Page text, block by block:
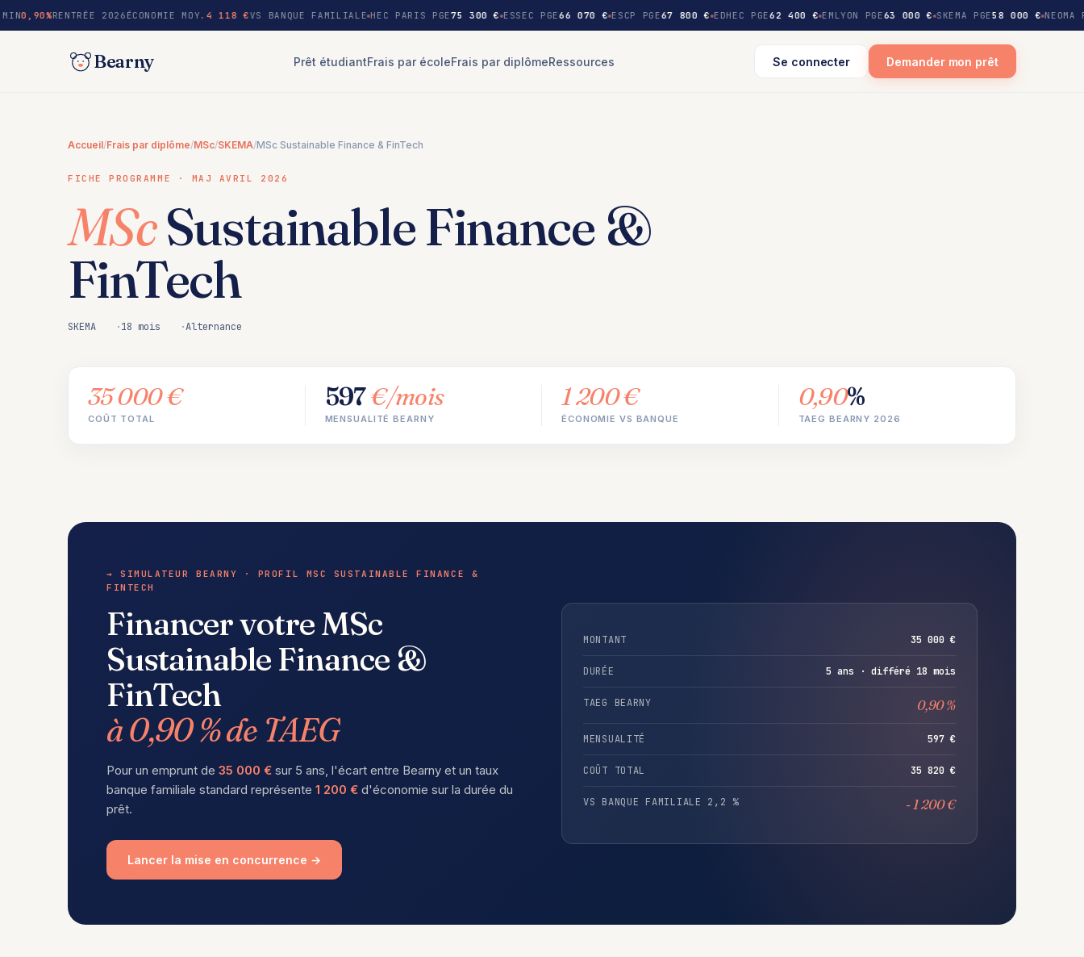
contenu
0,90%RENTRÉE 2026ÉCONOMIE MOY.4 118 €VS BANQUE FAMILIALE HEC PARIS PGE75 300 € ESSEC PGE66 070 € ESCP PGE67 800 € EDHEC PGE62 400 € EMLYON PGE63 000 € SKEMA PGE58 000 € NEOMA
Bearny Prêt étudiantFrais par écoleFrais par diplômeRessources Se connecter Demander mon prêt
Accueil/Frais par diplôme/MSc/SKEMA/MSc Sustainable Finance & FinTech
FICHE PROGRAMME · MAJ AVRIL 2026
MScSustainable Finance &
FinTech
SKEMA 18 mois Alternance
35 000 €
COÛT TOTAL
597€/mois
MENSUALITÉ BEARNY
1 200 €
ÉCONOMIE VS BANQUE
0,90%
TAEG BEARNY 2026
→ SIMULATEUR BEARNY · PROFIL MSC SUSTAINABLE FINANCE &
FINTECH
Financer votre MSc
Sustainable Finance &
FinTech
à 0,90 % de TAEG
Pour un emprunt de 35 000 € sur 5 ans, l'écart entre Bearny et un taux
banque familiale standard représente 1 200 € d'économie sur la durée du
prêt.
Lancer la mise en concurrence →
MONTANT 35 000 €
DURÉE 5 ans · différé 18 mois
TAEG BEARNY 0,90 %
MENSUALITÉ 597 €
COÛT TOTAL 35 820 €
VS BANQUE FAMILIALE 2,2 % - 1 200 €